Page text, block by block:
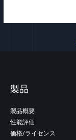
製品
製品概要
性能評価
価格/ライセンス